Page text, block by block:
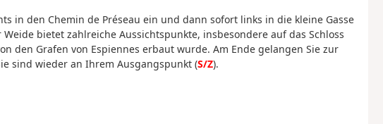
in den Chemin de Préseau ein und dann sofort links in die kleine Gasse
bietet zahlreiche Aussichtspunkte, insbesondere auf das Schloss
den Grafen von Espiennes erbaut wurde. Am Ende gelangen Sie zur
sind wieder an Ihrem Ausgangspunkt (S/Z).